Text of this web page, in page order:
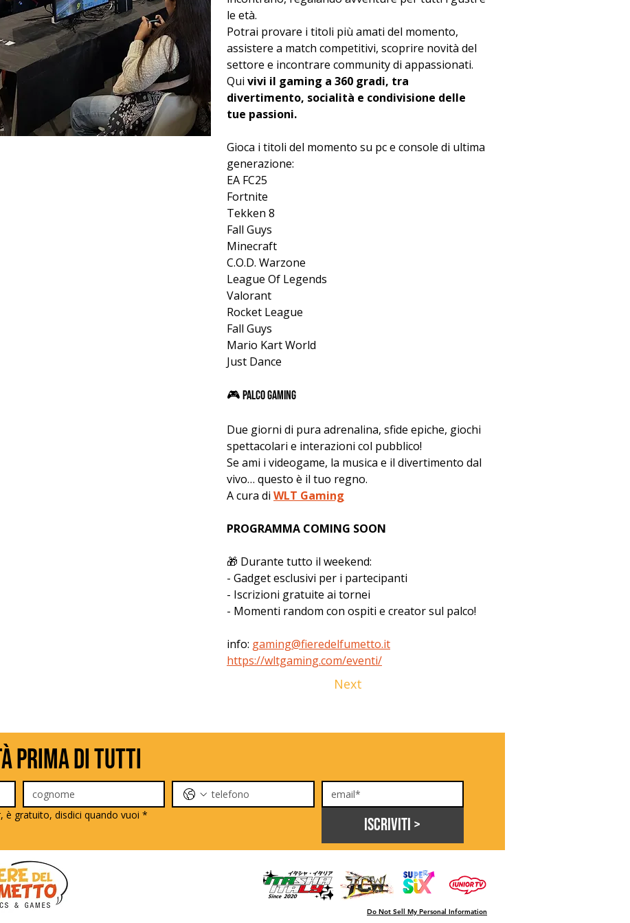
le età.
Potrai provare i titoli più amati del momento,
assistere a match competitivi, scoprire novità del
settore e incontrare community di appassionati.
Qui vivi il gaming a 360 gradi, tra
divertimento, socialità e condivisione delle
tue passioni.​
Gioca i titoli del momento su pc e console di ultima
generazione:
EA FC25
Fortnite
Tekken 8
Fall Guys
Minecraft
C.O.D. Warzone
League Of Legends
Valorant
Rocket League
Fall Guys
Mario Kart World
Just Dance
🎮 Palco Gaming
Due giorni di pura adrenalina, sfide epiche, giochi
spettacolari e interazioni col pubblico!
Se ami i videogame, la musica e il divertimento dal
vivo… questo è il tuo regno.
A cura di WLT Gaming
PROGRAMMA COMING SOON
🎁 Durante tutto il weekend:
- Gadget esclusivi per i partecipanti
- Iscrizioni gratuite ai tornei
- Momenti random con ospiti e creator sul palco!
info: gaming@fieredelfumetto.it
https://wltgaming.com/eventi/
Next
prima di tutti
è gratuito, disdici quando vuoi * Iscriviti >
Do Not Sell My Personal Information